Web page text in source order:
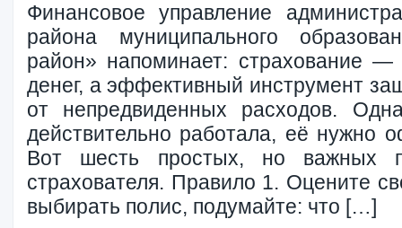
Финансовое управление
района муниципального
район» напоминает: страхование —
денег, а эффективный инструмент
от непредвиденных расходов.
действительно работала, её нужно
Вот шесть простых, но важных
страхователя. Правило 1. Оцените
выбирать полис, подумайте: что […]